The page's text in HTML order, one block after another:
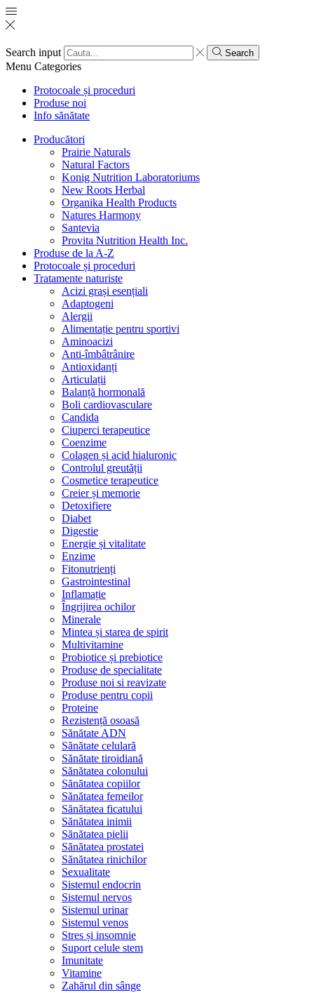
Search input Search
Menu Categories
Protocoale și proceduri
Produse noi
Info sănătate
Producători
Prairie Naturals
Natural Factors
Konig Nutrition Laboratoriums
New Roots Herbal
Organika Health Products
Natures Harmony
Santevia
Provita Nutrition Health Inc.
Produse de la A-Z
Protocoale și proceduri
Tratamente naturiste
Acizi grași esențiali
Adaptogeni
Alergii
Alimentație pentru sportivi
Aminoacizi
Anti-îmbâtrânire
Antioxidanți
Articulații
Balanță hormonală
Boli cardiovasculare
Candida
Ciuperci terapeutice
Coenzime
Colagen și acid hialuronic
Controlul greutății
Cosmetice terapeutice
Creier și memorie
Detoxifiere
Diabet
Digestie
Energie și vitalitate
Enzime
Fitonutrienți
Gastrointestinal
Inflamație
Îngrijirea ochilor
Minerale
Mintea și starea de spirit
Multivitamine
Probiotice și prebiotice
Produse de specialitate
Produse noi si reavizate
Produse pentru copii
Proteine
Rezistență osoasă
Sănătate ADN
Sănătate celulară
Sănătate tiroidiană
Sănătatea colonului
Sănătatea copiilor
Sănătatea femeilor
Sănătatea ficatului
Sănătatea inimii
Sănătatea pielii
Sănătatea prostatei
Sănătatea rinichilor
Sexualitate
Sistemul endocrin
Sistemul nervos
Sistemul urinar
Sistemul venos
Stres și insomnie
Suport celule stem
Imunitate
Vitamine
Zahărul din sânge